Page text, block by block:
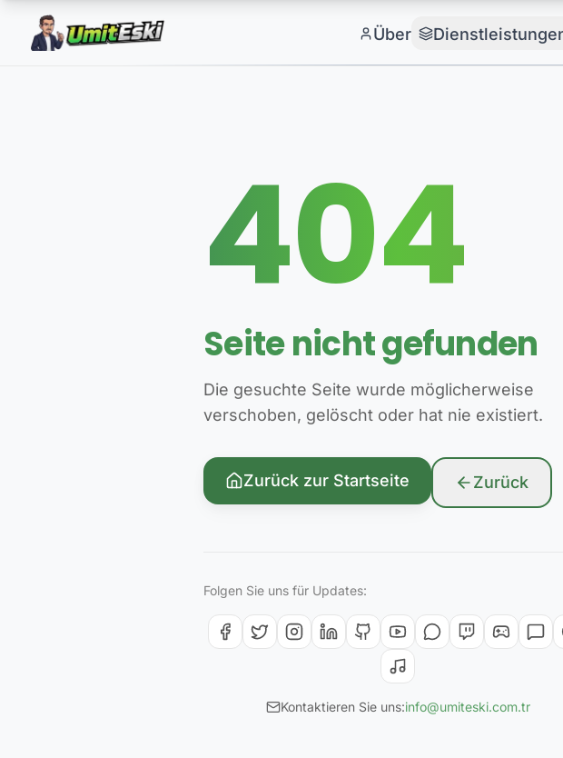
Über
404
Seite nicht gefunden
Die gesuchte Seite wurde möglicherweise
verschoben, gelöscht oder hat nie existiert.
Zurück zur Startseite Zurück
Folgen Sie uns für Updates:
Kontaktieren Sie uns:info@umiteski.com.tr